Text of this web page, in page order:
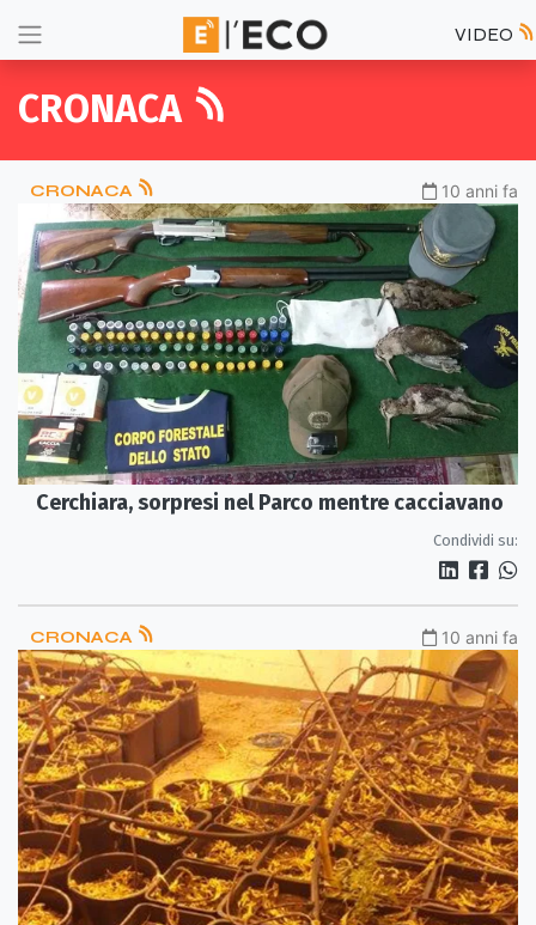
VIDEO
CRONACA
CRONACA 10 anni fa
Cerchiara, sorpresi nel Parco mentre cacciavano
Condividi su:
CRONACA 10 anni fa